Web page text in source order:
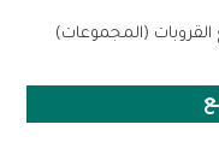
(المجموعات)